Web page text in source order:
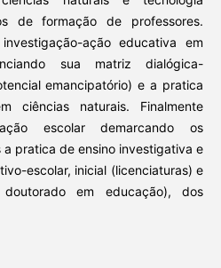
de formação de professores.
ação educativa em
sua matriz dialógica-
emancipatório) e a pratica
ciências naturais. Finalmente
escolar demarcando os
pratica de ensino investigativa e
escolar, inicial (licenciaturas) e
em educação), dos